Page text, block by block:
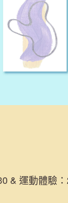
& 運動體驗